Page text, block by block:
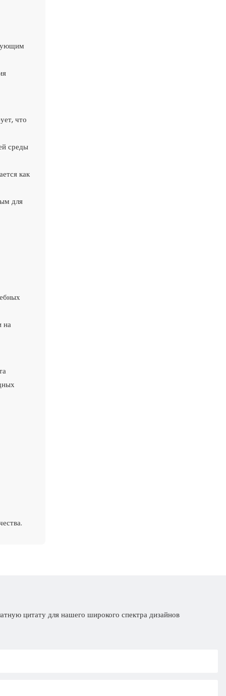
что
среды
как
для
на
цитату для нашего широкого спектра дизайнов